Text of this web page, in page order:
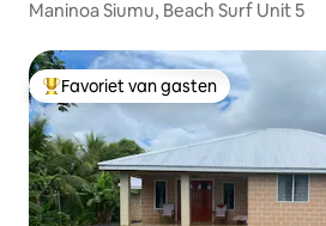
Maninoa Siumu, Beach Surf Unit 5
Topfavoriet van gasten
Favoriet van gasten